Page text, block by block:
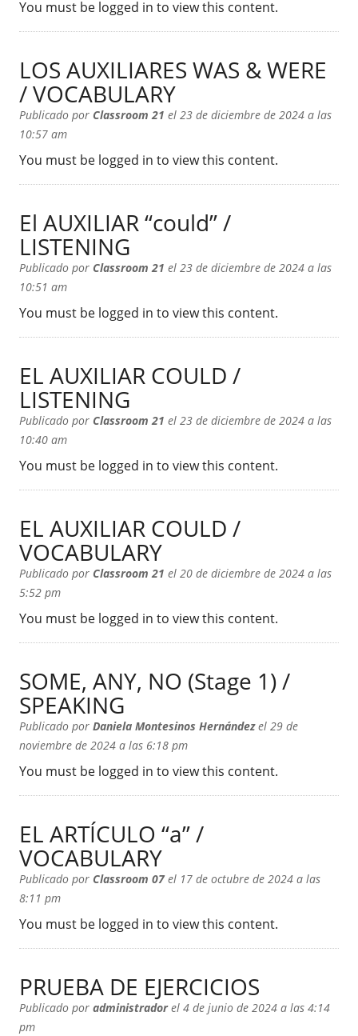
You must be logged in to view this content.
LOS AUXILIARES WAS & WERE
/ VOCABULARY
Publicado por Classroom 21 el 23 de diciembre de 2024 a las
10:57 am
You must be logged in to view this content.
El AUXILIAR “could” /
LISTENING
Publicado por Classroom 21 el 23 de diciembre de 2024 a las
10:51 am
You must be logged in to view this content.
EL AUXILIAR COULD /
LISTENING
Publicado por Classroom 21 el 23 de diciembre de 2024 a las
10:40 am
You must be logged in to view this content.
EL AUXILIAR COULD /
VOCABULARY
Publicado por Classroom 21 el 20 de diciembre de 2024 a las
5:52 pm
You must be logged in to view this content.
SOME, ANY, NO (Stage 1) /
SPEAKING
Publicado por Daniela Montesinos Hernándezel 29 de
noviembre de 2024 a las 6:18 pm
You must be logged in to view this content.
EL ARTÍCULO “a” /
VOCABULARY
Publicado por Classroom 07el 17 de octubre de 2024 a las
8:11 pm
You must be logged in to view this content.
PRUEBA DE EJERCICIOS
Publicado por administradorel 4 de junio de 2024 a las 4:14
pm